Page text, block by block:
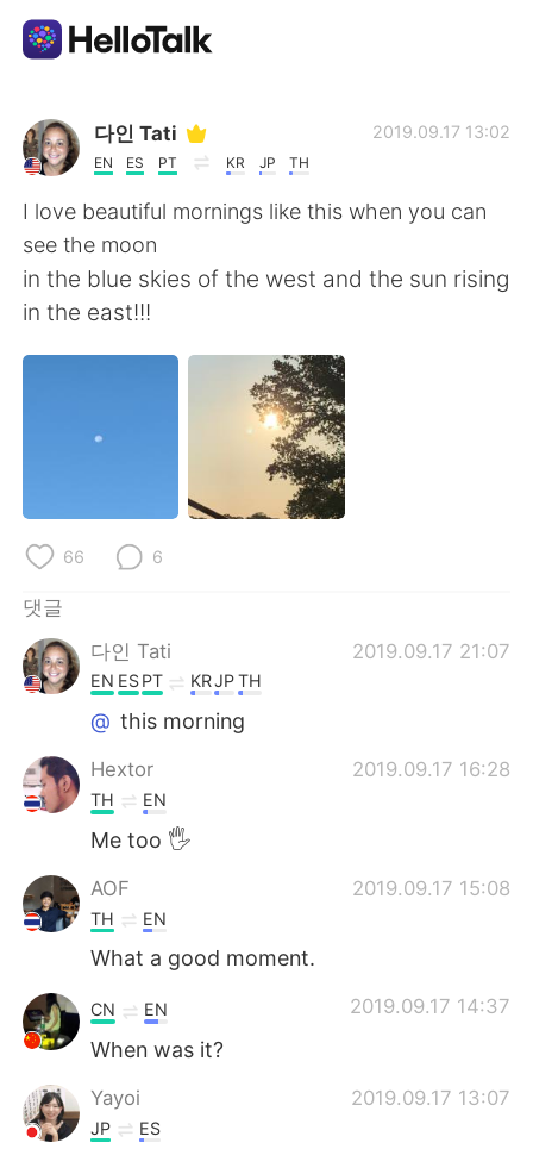
언어 교환 앱
AI Grammar Checker
한국어
English 简体中文
Español
Français
Deutsch
Русский
Indonesia
Türkçe Tiếng Việt
Português
다인 Tati
EN ES PT KR JP TH
2019.09.17 13:02
I love beautiful mornings like this when you can
see the moon
in the blue skies of the west and the sun rising
in the east!!!
66 6
댓글
다인 Tati
2019.09.17 21:07
EN ESPT KRJPTH
@ this morning
Hextor 2019.09.17 16:28
TH EN
Me too 🖐
AOF 2019.09.17 15:08
TH EN
What a good moment.
2019.09.17 14:37
CN EN
When was it?
Yayoi 2019.09.17 13:07
JP ES